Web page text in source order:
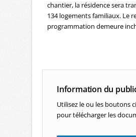
chantier, la résidence sera
134 logements familiaux. Le
programmation demeure
Information du
Utilisez le ou les boutons
pour télécharger les